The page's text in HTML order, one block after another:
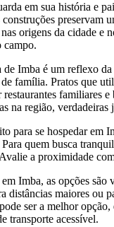
em sua história e
preservam
origens da cidade e
campo.
Imba é um reflexo
família. Pratos que
familiares
na região, verdadeiras
para se hospedar em
quem busca
a proximidade
Imba, as opções
distâncias maiores
ser a melhor
transporte acessível.